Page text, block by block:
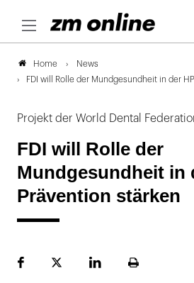
Home
News
FDI will Rolle der Mundgesundheit in der
Projekt der World Dental
FDI will Rolle der
Mundgesundheit in
Prävention stärken
FacebookPlattformLinekdInSeite